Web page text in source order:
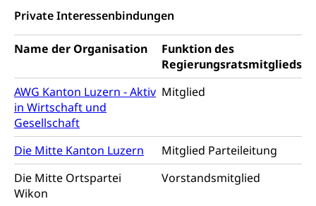
Private Interessenbindungen
Name der Organisation
Funktion des
Regierungsratsmitglieds
AWG Kanton Luzern - Aktiv
in Wirtschaft und
Gesellschaft
Mitglied
Die Mitte Kanton Luzern
Mitglied Parteileitung
Die Mitte Ortspartei
Wikon
Vorstandsmitglied
Halten von Wildtieren
Haltung Heimtiere
Hunde
Zivilstandsamt, Erben, Erbenliste
Ärztliche Todesbescheinigung
Armee
Militär, Militärdienst, Militärdienstpflicht,
Wehrpflicht, Berufssoldat, Militärdienstverweigerer,
Dienstverweigerer, Militärdienstverweigerung,
Wehrpflichtersatz, Wehrpflichtersatzabgabe
Bevölkerungsschutz